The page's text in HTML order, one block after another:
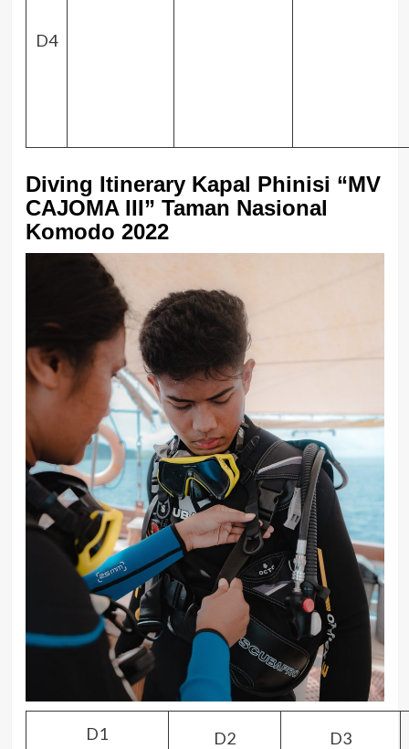
D4
Diving Itinerary Kapal Phinisi “MV
CAJOMA III” Taman Nasional
Komodo 2022
D1 D2 D3